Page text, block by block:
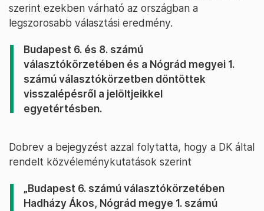
szerint ezekben várható az országban a
legszorosabb választási eredmény.
Budapest 6. és 8. számú
választókörzetében és a Nógrád megyei 1.
számú választókörzetben döntöttek
visszalépésről a jelöltjeikkel
egyetértésben.
Dobrev a bejegyzést azzal folytatta, hogy a DK által
rendelt közvéleménykutatások szerint
„Budapest 6. számú választókörzetében
Hadházy Ákos, Nógrád megye 1. számú